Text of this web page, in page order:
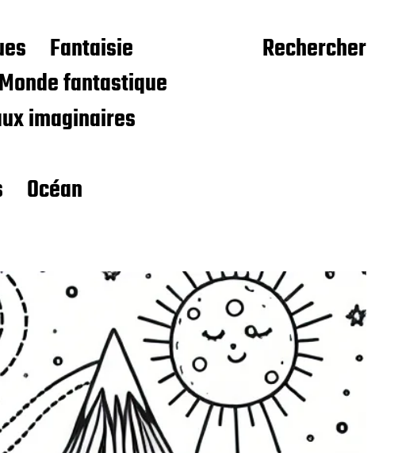
Fantaisie
Monde fantastique
imaginaires
Océan
Rechercher